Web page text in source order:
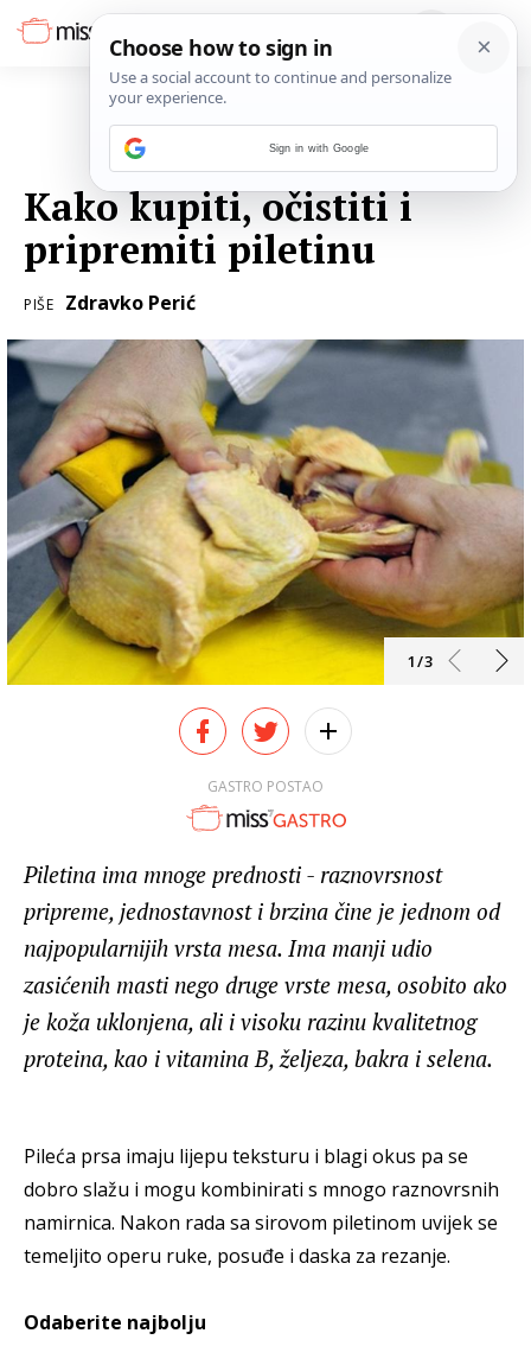
Kako kupiti, očistiti i
pripremiti piletinu
PIŠE Zdravko Perić
1/3
GASTRO POSTAO
Piletina ima mnoge prednosti - raznovrsnost
pripreme, jednostavnost i brzina čine je jednom od
najpopularnijih vrsta mesa. Ima manji udio
zasićenih masti nego druge vrste mesa, osobito ako
je koža uklonjena, ali i visoku razinu kvalitetnog
proteina, kao i vitamina B, željeza, bakra i selena.
Pileća prsa imaju lijepu teksturu i blagi okus pa se
dobro slažu i mogu kombinirati s mnogo raznovrsnih
namirnica. Nakon rada sa sirovom piletinom uvijek se
temeljito operu ruke, posuđe i daska za rezanje.
Odaberite najbolju
Sign in with Google